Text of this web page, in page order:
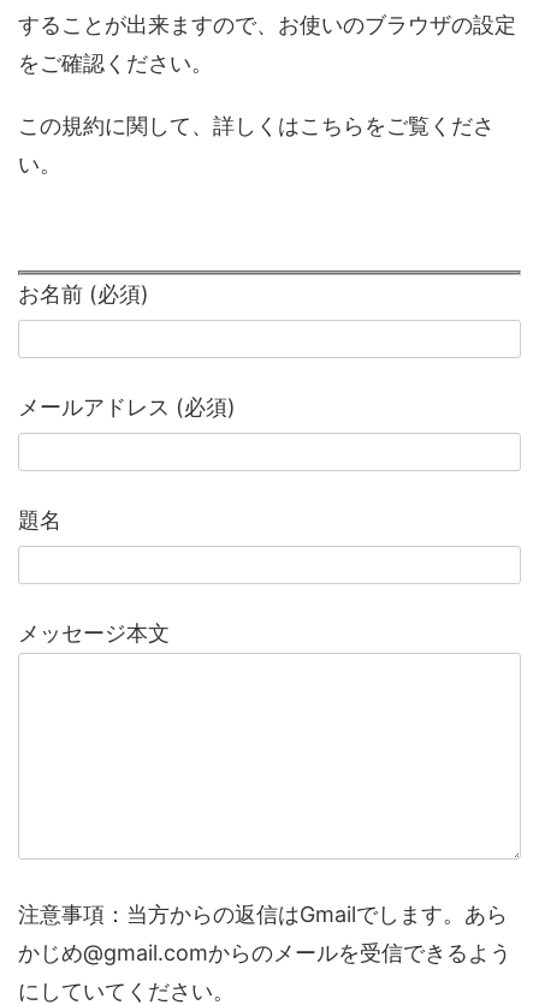
することが出来ますので、お使いのブラウザの設定
をご確認ください。
この規約に関して、詳しくはこちらをご覧くださ
い。
お名前 (必須)
メールアドレス (必須)
題名
メッセージ本文
注意事項：当方からの返信はGmailでします。あら
かじめ@gmail.comからのメールを受信できるよう
にしていてください。